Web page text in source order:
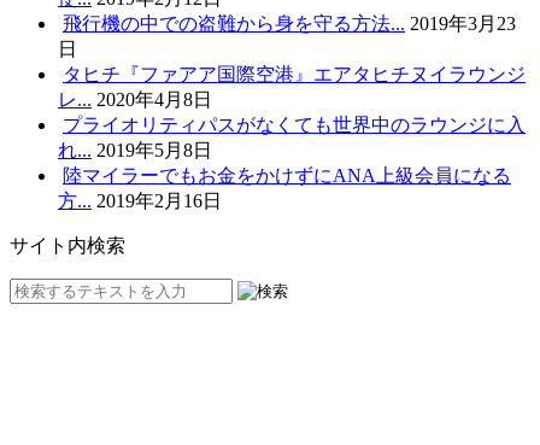
飛行機の中での盗難から身を守る方法... 2019年3月23
日
タヒチ『ファアア国際空港』エアタヒチヌイラウンジ
レ... 2020年4月8日
プライオリティパスがなくても世界中のラウンジに入
れ... 2019年5月8日
陸マイラーでもお金をかけずにANA上級会員になる
方... 2019年2月16日
サイト内検索